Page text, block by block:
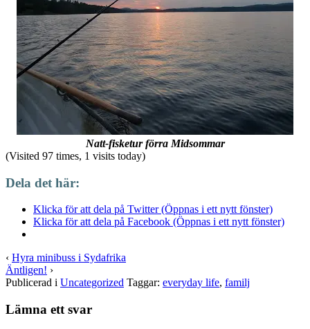
Natt-fisketur förra Midsommar
(Visited 97 times, 1 visits today)
Dela det här:
Klicka för att dela på Twitter (Öppnas i ett nytt fönster)
Klicka för att dela på Facebook (Öppnas i ett nytt fönster)
‹ Hyra minibuss i Sydafrika
Äntligen! ›
Publicerad i Uncategorized Taggar: everyday life, familj
Lämna ett svar